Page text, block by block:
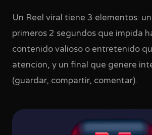
Un Reel viral tiene 3 elementos:
primeros 2 segundos que impida
contenido valioso o entretenido
atencion, y un final que genere
(guardar, compartir, comentar).